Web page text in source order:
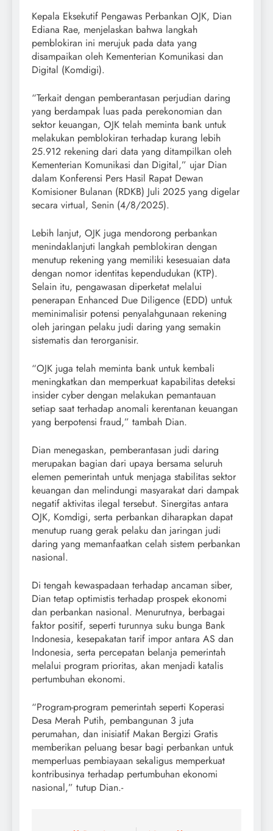
Kepala Eksekutif Pengawas Perbankan OJK, Dian
Ediana Rae, menjelaskan bahwa langkah
pemblokiran ini merujuk pada data yang
disampaikan oleh Kementerian Komunikasi dan
Digital (Komdigi).
“Terkait dengan pemberantasan perjudian daring
yang berdampak luas pada perekonomian dan
sektor keuangan, OJK telah meminta bank untuk
melakukan pemblokiran terhadap kurang lebih
25.912 rekening dari data yang ditampilkan oleh
Kementerian Komunikasi dan Digital,” ujar Dian
dalam Konferensi Pers Hasil Rapat Dewan
Komisioner Bulanan (RDKB) Juli 2025 yang digelar
secara virtual, Senin (4/8/2025).
Lebih lanjut, OJK juga mendorong perbankan
menindaklanjuti langkah pemblokiran dengan
menutup rekening yang memiliki kesesuaian data
dengan nomor identitas kependudukan (KTP).
Selain itu, pengawasan diperketat melalui
penerapan Enhanced Due Diligence (EDD) untuk
meminimalisir potensi penyalahgunaan rekening
oleh jaringan pelaku judi daring yang semakin
sistematis dan terorganisir.
“OJK juga telah meminta bank untuk kembali
meningkatkan dan memperkuat kapabilitas deteksi
insider cyber dengan melakukan pemantauan
setiap saat terhadap anomali kerentanan keuangan
yang berpotensi fraud,” tambah Dian.
Dian menegaskan, pemberantasan judi daring
merupakan bagian dari upaya bersama seluruh
elemen pemerintah untuk menjaga stabilitas sektor
keuangan dan melindungi masyarakat dari dampak
negatif aktivitas ilegal tersebut. Sinergitas antara
OJK, Komdigi, serta perbankan diharapkan dapat
menutup ruang gerak pelaku dan jaringan judi
daring yang memanfaatkan celah sistem perbankan
nasional.
Di tengah kewaspadaan terhadap ancaman siber,
Dian tetap optimistis terhadap prospek ekonomi
dan perbankan nasional. Menurutnya, berbagai
faktor positif, seperti turunnya suku bunga Bank
Indonesia, kesepakatan tarif impor antara AS dan
Indonesia, serta percepatan belanja pemerintah
melalui program prioritas, akan menjadi katalis
pertumbuhan ekonomi.
“Program-program pemerintah seperti Koperasi
Desa Merah Putih, pembangunan 3 juta
perumahan, dan inisiatif Makan Bergizi Gratis
memberikan peluang besar bagi perbankan untuk
memperluas pembiayaan sekaligus memperkuat
kontribusinya terhadap pertumbuhan ekonomi
nasional,” tutup Dian.-